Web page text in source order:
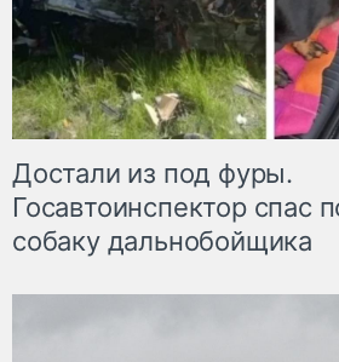
Достали из под фуры.
Госавтоинспектор спас
собаку дальнобойщика